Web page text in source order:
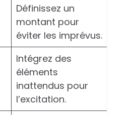
Définissez un
montant pour
éviter les imprévus.
Intégrez des
éléments
inattendus pour
l’excitation.